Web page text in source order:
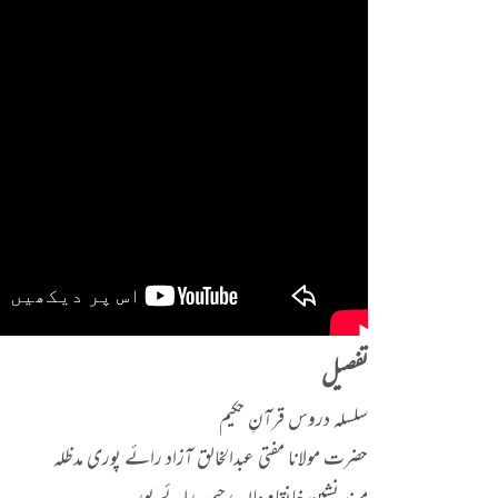
تفصیل
سلسلہ دروس قرآنِ حکیم
حضرت مولانا مفتی عبدالخالق آزاد رائے پوری مدظلہ